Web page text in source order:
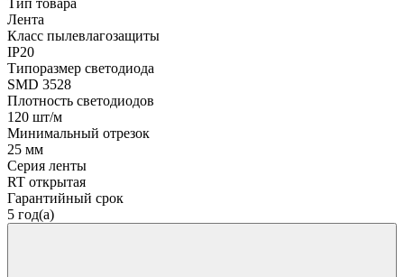
Лента
Класс пылевлагозащиты
IP20
Типоразмер светодиода
SMD 3528
Плотность светодиодов
120 шт/м
Минимальный отрезок
25 мм
Серия ленты
RT открытая
Гарантийный срок
5 год(а)